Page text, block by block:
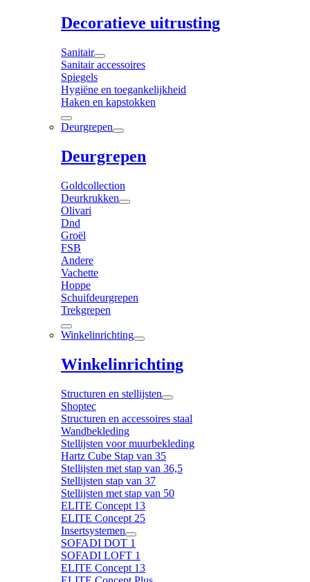
Decoratieve uitrusting
Sanitair
Sanitair accessoires
Spiegels
Hygiëne en toegankelijkheid
Haken en kapstokken
Deurgrepen
Deurgrepen
Goldcollection
Deurkrukken
Olivari
Dnd
Groël
FSB
Andere
Vachette
Hoppe
Schuifdeurgrepen
Trekgrepen
Winkelinrichting
Winkelinrichting
Structuren en stellijsten
Shoptec
Structuren en accessoires staal
Wandbekleding
Stellijsten voor muurbekleding
Hartz Cube Stap van 35
Stellijsten met stap van 36,5
Stellijsten stap van 37
Stellijsten met stap van 50
ELITE Concept 13
ELITE Concept 25
Insertsystemen
SOFADI DOT 1
SOFADI LOFT 1
ELITE Concept 13